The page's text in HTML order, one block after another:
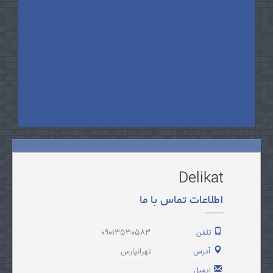
Delikat
اطلاعات تماس با ما
تلفن
09013530583
آدرس
تهرانپارس
ایمیل